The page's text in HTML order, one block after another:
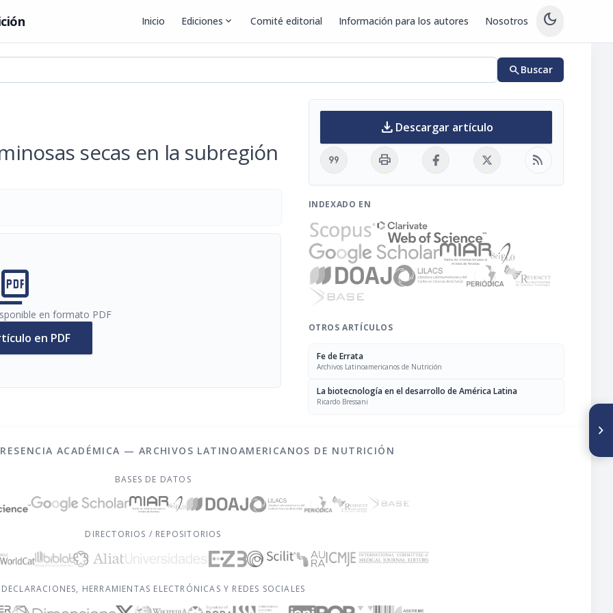
Inicio Ediciones expand_more Comité editorial Información para los autores Nosotros dark_mode
searchBuscar
secas en la subregión
en formato PDF
en PDF
download Descargar artículo
format_quote print rss_feed
INDEXADO EN
OTROS ARTÍCULOS
Fe de Errata
Archivos Latinoamericanos de Nutrición
La biotecnología en el desarrollo de América Latina
Ricardo Bressani
ACADÉMICA — ARCHIVOS LATINOAMERICANOS DE NUTRICIÓN
BASES DE DATOS
DIRECTORIOS / REPOSITORIOS
DECLARACIONES, HERRAMIENTAS ELECTRÓNICAS Y REDES SOCIALES